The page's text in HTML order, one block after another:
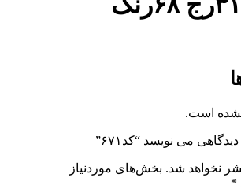
است.
می نویسد “کد۶۷۱”
نخواهد شد. بخش‌های موردنیاز
*